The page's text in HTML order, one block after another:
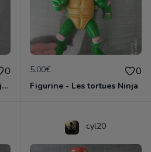
0
Figurine - Les tortues Ninja - Leonardo
5.00€ 0
Figurine - Les tortues Ninja
cyl20